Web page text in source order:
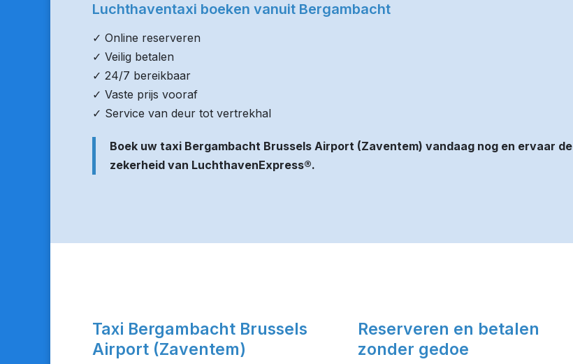
Luchthaventaxi boeken vanuit Bergambacht
✓ Online reserveren
✓ Veilig betalen
✓ 24/7 bereikbaar
✓ Vaste prijs vooraf
✓ Service van deur tot vertrekhal
Boek uw taxi Bergambacht Brussels Airport (Zaventem) vandaag nog en ervaar de
zekerheid van LuchthavenExpress®.
Taxi Bergambacht Brussels
Airport (Zaventem)
Reserveren en betalen
zonder gedoe